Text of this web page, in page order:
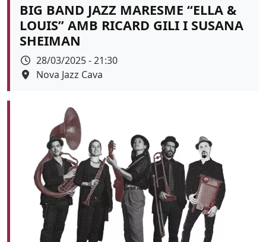
BIG BAND JAZZ MARESME “ELLA &
LOUIS” AMB RICARD GILI I SUSANA
SHEIMAN
Data
28/03/2025 - 21:30
Espai
Nova Jazz Cava